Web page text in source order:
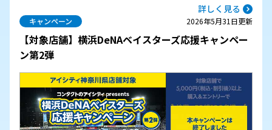
詳しく見る
キャンペーン 2026年5月31日更新
【対象店舗】横浜DeNAベイスターズ応援キャンペー
ン第2弾